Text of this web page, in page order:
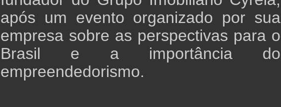
após um evento organizado por sua
empresa sobre as perspectivas para o
Brasil e a importância do
empreendedorismo.